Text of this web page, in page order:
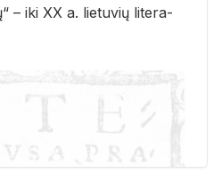
– iki XX a. lie­tu­vių li­te­ra­